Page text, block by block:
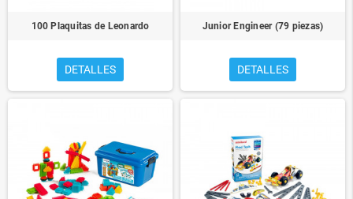
100 Plaquitas de Leonardo
DETALLES
Junior Engineer (79 piezas)
DETALLES